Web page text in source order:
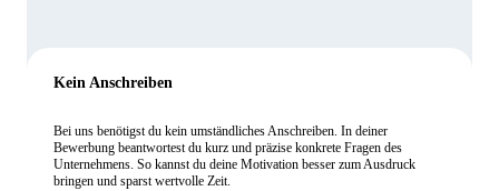
Kein Anschreiben
Bei uns benötigst du kein umständliches Anschreiben. In deiner
Bewerbung beantwortest du kurz und präzise konkrete Fragen des
Unternehmens. So kannst du deine Motivation besser zum Ausdruck
bringen und sparst wertvolle Zeit.